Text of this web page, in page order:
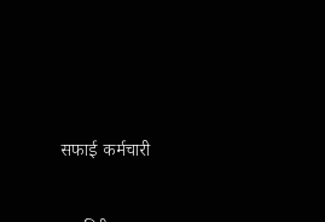
सफाई कर्मचारी